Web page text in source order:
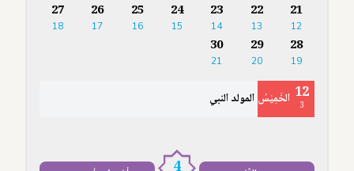
21
12
22
13
23
14
24
15
25
16
26
17
27
18
28
19
29
20
30
21
12
3 الخَمِيْسُ المولد النبي